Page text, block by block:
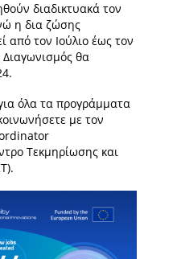
διαδικτυακά τον
η δια ζώσης
από τον Ιούλιο έως τον
Διαγωνισμός θα
όλα τα προγράμματα
με τον
Τεκμηρίωσης και